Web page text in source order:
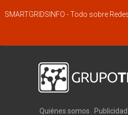
SMARTGRIDSINFO - Todo sobre
Quiénes somos Publicidad